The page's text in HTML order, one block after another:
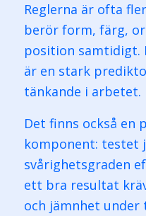
Reglerna är ofta
berör form, färg,
position
är en stark
tänkande i arbetet.
Det finns också en
komponent: testet
svårighetsgraden
ett bra resultat
och jämnhet under